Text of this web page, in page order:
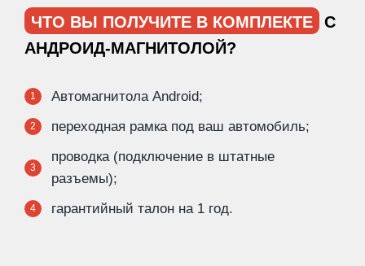
ЧТО ВЫ ПОЛУЧИТЕ В КОМПЛЕКТЕ
С
АНДРОИД-МАГНИТОЛОЙ?
1 Автомагнитола Android;
2 переходная рамка под ваш автомобиль;
3
проводка (подключение в штатные
разъемы);
4 гарантийный талон на 1 год.